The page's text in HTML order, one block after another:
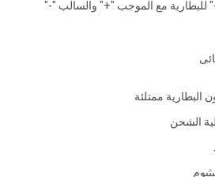
مع الموجب "+" والسالب "-"
البطارية ممتلئة